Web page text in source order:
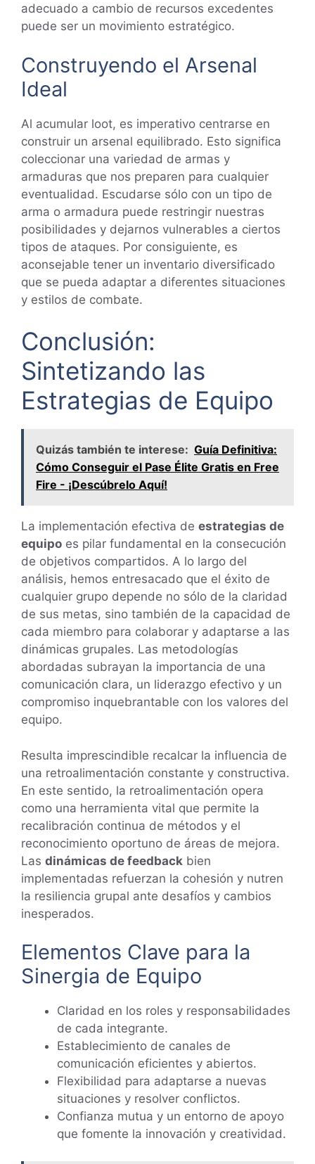
adecuado a cambio de recursos excedentes
puede ser un movimiento estratégico.
Construyendo el Arsenal
Ideal
Al acumular loot, es imperativo centrarse en
construir un arsenal equilibrado. Esto significa
coleccionar una variedad de armas y
armaduras que nos preparen para cualquier
eventualidad. Escudarse sólo con un tipo de
arma o armadura puede restringir nuestras
posibilidades y dejarnos vulnerables a ciertos
tipos de ataques. Por consiguiente, es
aconsejable tener un inventario diversificado
que se pueda adaptar a diferentes situaciones
y estilos de combate.
Conclusión:
Sintetizando las
Estrategias de Equipo
Quizás también te interese: Guía Definitiva:
Cómo Conseguir el Pase Élite Gratis en Free
Fire - ¡Descúbrelo Aquí!
La implementación efectiva de estrategias de
equipo es pilar fundamental en la consecución
de objetivos compartidos. A lo largo del
análisis, hemos entresacado que el éxito de
cualquier grupo depende no sólo de la claridad
de sus metas, sino también de la capacidad de
cada miembro para colaborar y adaptarse a las
dinámicas grupales. Las metodologías
abordadas subrayan la importancia de una
comunicación clara, un liderazgo efectivo y un
compromiso inquebrantable con los valores del
equipo.
Resulta imprescindible recalcar la influencia de
una retroalimentación constante y constructiva.
En este sentido, la retroalimentación opera
como una herramienta vital que permite la
recalibración continua de métodos y el
reconocimiento oportuno de áreas de mejora.
Las dinámicas de feedback bien
implementadas refuerzan la cohesión y nutren
la resiliencia grupal ante desafíos y cambios
inesperados.
Elementos Clave para la
Sinergia de Equipo
Claridad en los roles y responsabilidades
de cada integrante.
Establecimiento de canales de
comunicación eficientes y abiertos.
Flexibilidad para adaptarse a nuevas
situaciones y resolver conflictos.
Confianza mutua y un entorno de apoyo
que fomente la innovación y creatividad.